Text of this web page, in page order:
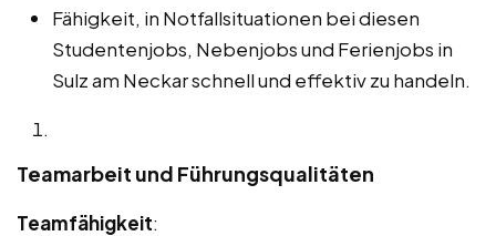
Fähigkeit, in Notfallsituationen bei diesen
Studentenjobs, Nebenjobs und Ferienjobs in
Sulz am Neckar schnell und effektiv zu handeln.
Teamarbeit und Führungsqualitäten
Teamfähigkeit: